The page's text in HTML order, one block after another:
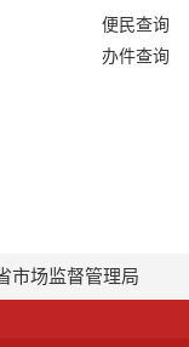
便民查询
办件查询
市场监督管理局